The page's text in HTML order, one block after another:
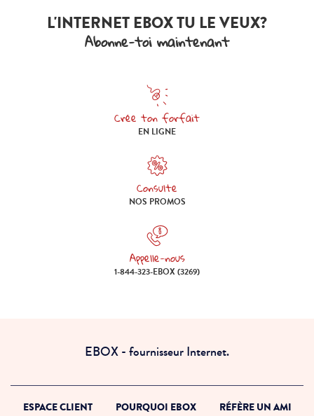
L'INTERNET EBOX TU LE VEUX?
Abonne-toi maintenant
Crée ton forfait
Crée ton forfait en ligne
EN LIGNE
Consulte
Consulte nos promos
NOS PROMOS
Appelle-nous
Appelle-nous 1-844-323-EBOX
1-844-323-EBOX (3269)
EBOX - fournisseur Internet.
ESPACE CLIENT POURQUOI EBOX
RÉFÈRE UN AMI